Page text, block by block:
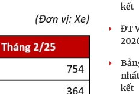
kết
ĐT
kết